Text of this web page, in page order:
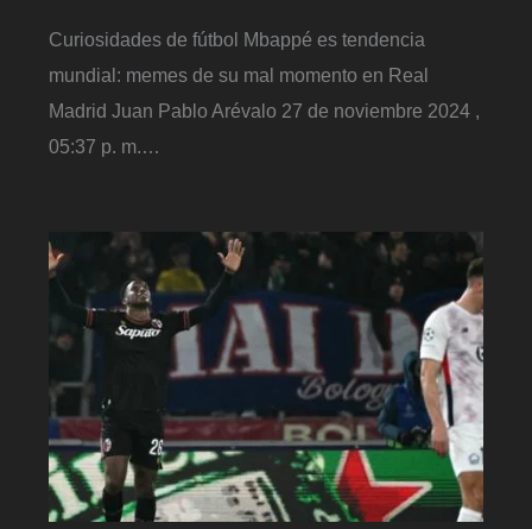
Curiosidades de fútbol Mbappé es tendencia
mundial: memes de su mal momento en Real
Madrid Juan Pablo Arévalo 27 de noviembre 2024 ,
05:37 p. m.…